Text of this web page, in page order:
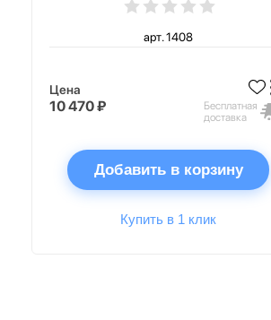
арт. 1408
Цена
10 470 ₽
Бесплатная
доставка
Добавить в корзину
Купить в 1 клик